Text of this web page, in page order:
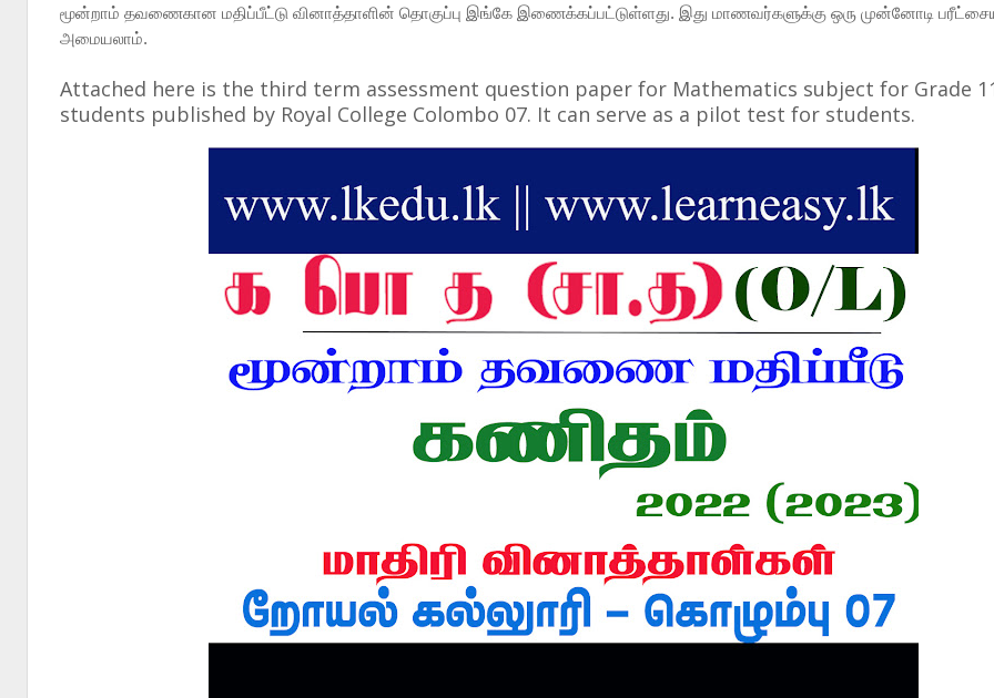
மூன்றாம் தவணைகான மதிப்பீட்டு வினாத்தாளின் தொகுப்பு இங்கே இணைக்கப்பட்டுள்ளது. இது மாணவர்களுக்கு ஒரு முன்னோடி
அமையலாம்.
Attached here is the third term assessment question paper for Mathematics subject for Grade 11
students published by Royal College Colombo 07. It can serve as a pilot test for students.